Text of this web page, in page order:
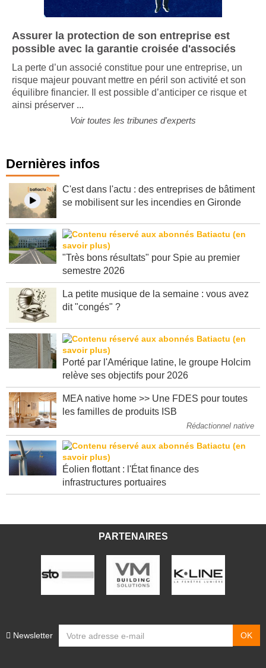
Assurer la protection de son entreprise est
possible avec la garantie croisée d'associés
La perte d’un associé constitue pour une entreprise, un
risque majeur pouvant mettre en péril son activité et son
équilibre financier. Il est possible d’anticiper ce risque et
ainsi préserver ...
Voir toutes les tribunes d'experts
Dernières infos
C'est dans l'actu : des entreprises de bâtiment
se mobilisent sur les incendies en Gironde
"Très bons résultats" pour Spie au premier
semestre 2026
La petite musique de la semaine : vous avez
dit "congés" ?
Porté par l'Amérique latine, le groupe Holcim
relève ses objectifs pour 2026
MEA native home >> Une FDES pour toutes
les familles de produits ISB
Rédactionnel native
Éolien flottant : l'État finance des
infrastructures portuaires
PARTENAIRES
Newsletter